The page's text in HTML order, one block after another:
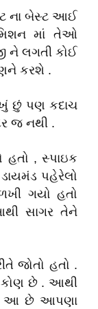
ના બેસ્ટ આઈ
માં તેઓ
ને લગતી કોઈ
કરશે .
છું પણ કદાચ
જ નથી .
હતો , સ્પાઇક
પહેરેલો
ગયો હતો
સાગર તેને
જોતો હતો .
છે . આથી
આ છે આપણા